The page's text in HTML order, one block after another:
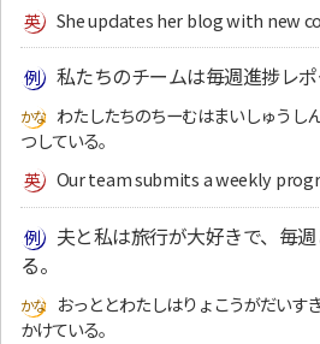
She updates her blog with new
私たちのチームは毎週進捗レポ
わたしたちのちーむはまいしゅうし
つしている。
Our team submits a weekly
夫と私は旅行が大好きで、毎
る。
おっととわたしはりょこうがだいす
かけている。